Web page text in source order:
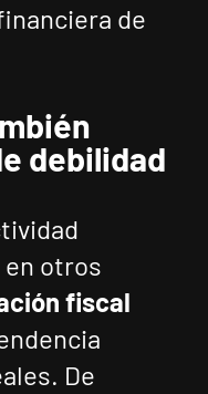
de
debilidad
en otros
fiscal
De